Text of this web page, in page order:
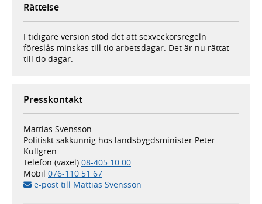
Rättelse
I tidigare version stod det att sexveckorsregeln
föreslås minskas till tio arbetsdagar. Det är nu rättat
till tio dagar.
Presskontakt
Mattias Svensson
Politiskt sakkunnig hos landsbygdsminister Peter
Kullgren
Telefon (växel) 08-405 10 00
Mobil 076-110 51 67
e-post till Mattias Svensson